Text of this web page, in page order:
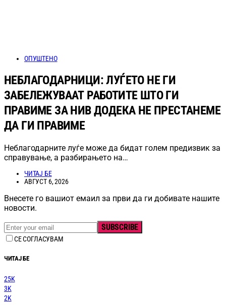
ОПУШТЕНО
НЕБЛАГОДАРНИЦИ: ЛУЃЕТО НЕ ГИ
ЗАБЕЛЕЖУВААТ РАБОТИТЕ ШТО ГИ
ПРАВИМЕ ЗА НИВ ДОДЕКА НЕ ПРЕСТАНЕМЕ
ДА ГИ ПРАВИМЕ
Неблагодарните луѓе може да бидат голем предизвик за
справување, а разбирањето на…
ЧИТАЈ БЕ
АВГУСТ 6, 2026
Внесете го вашиот емаил за први да ги добивате нашите
новости.
SUBSCRIBE
СЕ СОГЛАСУВАМ
ЧИТАЈ БЕ
25K
3K
2K